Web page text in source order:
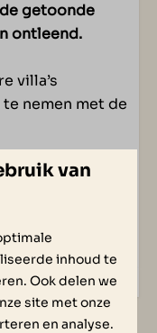
getoonde
ontleend.
villa’s
nemen met de
van
inhoud te
Ook delen we
site met onze
en analyse.